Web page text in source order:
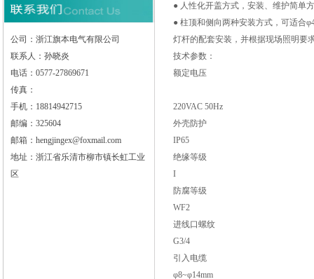
公司：浙江旗本电气有限公司
联系人：孙晓炎
电话：0577-27869671
传真：
手机：18814942715
邮编：325604
邮箱：hengjingex@foxmail.com
地址：浙江省乐清市柳市镇长虹工业
区
● 人性化开盖方式，安装、维护简单
● 柱顶和侧向两种安装方式，可适合
灯杆的配套安装，并根据现场照明要
技术参数：
额定电压
220VAC 50Hz
外壳防护
IP65
绝缘等级
I
防腐等级
WF2
进线口螺纹
G3/4
引入电缆
φ8~φ14mm